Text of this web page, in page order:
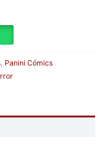
, Panini Cómics